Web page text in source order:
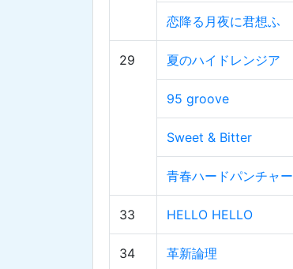
恋降る月夜に君想ふ
29 夏のハイドレンジア
95 groove
Sweet & Bitter
青春ハードパンチャー
33 HELLO HELLO
34 革新論理